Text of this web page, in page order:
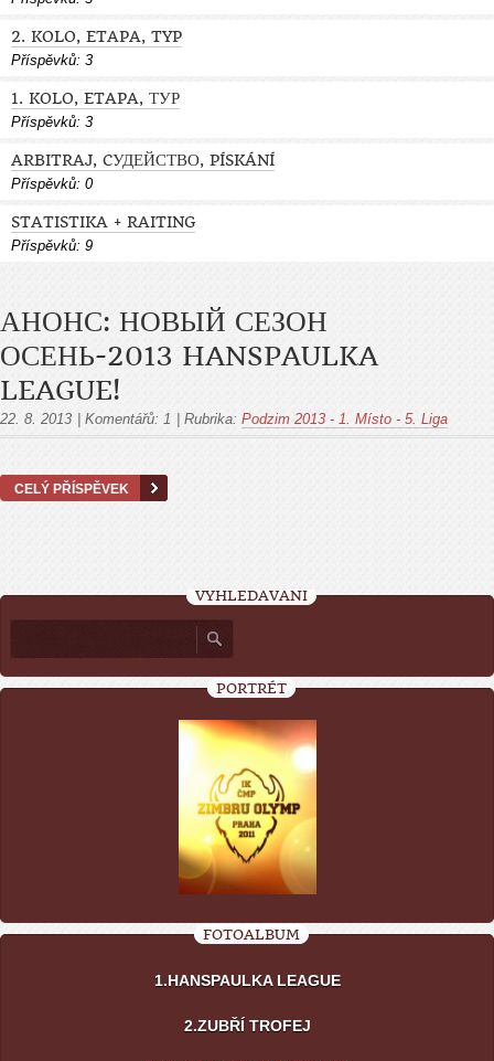
2. KOLO, ETAPA, TYP
Příspěvků: 3
1. KOLO, ETAPA, ТУР
Příspěvků: 3
ARBITRAJ, CУДЕЙСТВО, PÍSKÁNÍ
Příspěvků: 0
STATISTIKA + RAITING
Příspěvků: 9
АНОНС: НОВЫЙ СЕЗОН
ОСЕНЬ-2013 HANSPAULKA
LEAGUE!
22. 8. 2013 Komentářů: 1 Rubrika: Podzim 2013 - 1. Místo - 5. Liga
CELÝ PŘÍSPĚVEK
VYHLEDÁVÁNÍ
PORTRÉT
FOTOALBUM
1.HANSPAULKA LEAGUE
2.ZUBŘÍ TROFEJ